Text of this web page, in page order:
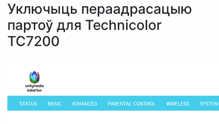
Уключыць пераадрасацыю
партоў для Technicolor
TC7200